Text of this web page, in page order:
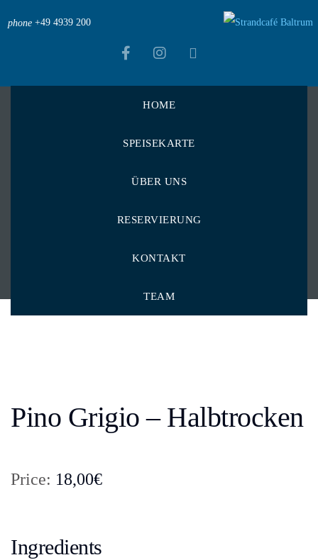
phone +49 4939 200
HOME
SPEISEKARTE
ÜBER UNS
RESERVIERUNG
KONTAKT
TEAM
Strandcafé Baltrum > Menu Items
Pino Grigio –
Halbtrocken
Pino Grigio – Halbtrocken
Price: 18,00€
Ingredients